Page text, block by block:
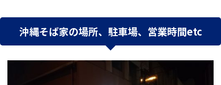
沖縄そば家の場所、駐車場、営業時間etc